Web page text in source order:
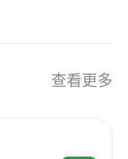
查看更多